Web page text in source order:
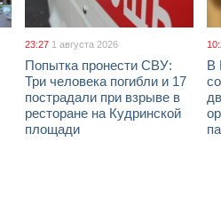
23:27 1 августа 2026
Попытка пронести СВУ:
Три человека погибли и 17
пострадали при взрыве в
ресторане на Кудринской
площади
В